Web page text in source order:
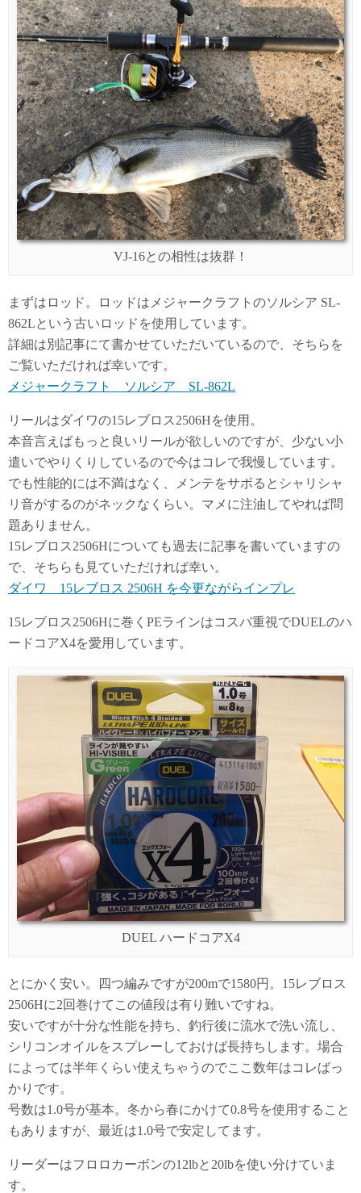
VJ-16との相性は抜群！
まずはロッド。ロッドはメジャークラフトのソルシア SL-
862Lという古いロッドを使用しています。
詳細は別記事にて書かせていただいているので、そちらを
ご覧いただければ幸いです。
メジャークラフト ソルシア SL-862L
リールはダイワの15レブロス2506Hを使用。
本音言えばもっと良いリールが欲しいのですが、少ない小
遣いでやりくりしているので今はコレで我慢しています。
でも性能的には不満はなく、メンテをサボるとシャリシャ
リ音がするのがネックなくらい。マメに注油してやれば問
題ありません。
15レブロス2506Hについても過去に記事を書いていますの
で、そちらも見ていただければ幸い。
ダイワ 15レブロス 2506H を今更ながらインプレ
15レブロス2506Hに巻くPEラインはコスパ重視でDUELのハ
ードコアX4を愛用しています。
DUEL ハードコアX4
とにかく安い。四つ編みですが200mで1580円。15レブロス
2506Hに2回巻けてこの値段は有り難いですね。
安いですが十分な性能を持ち、釣行後に流水で洗い流し、
シリコンオイルをスプレーしておけば長持ちします。場合
によっては半年くらい使えちゃうのでここ数年はコレばっ
かりです。
号数は1.0号が基本。冬から春にかけて0.8号を使用すること
もありますが、最近は1.0号で安定してます。
リーダーはフロロカーボンの12lbと20lbを使い分けていま
す。